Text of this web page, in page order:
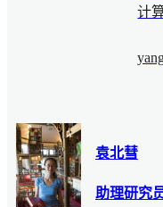
计
袁北彗
助理研究